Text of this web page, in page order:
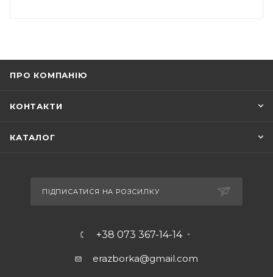
ПРО КОМПАНІЮ
КОНТАКТИ
КАТАЛОГ
ПІДПИСАТИСЯ НА РОЗСИЛКУ
+38 073 367-14-14
erazborka@gmail.com